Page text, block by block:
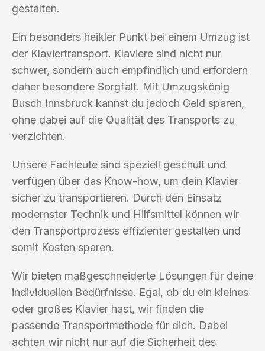
gestalten.
Ein besonders heikler Punkt bei einem Umzug ist
der Klaviertransport. Klaviere sind nicht nur
schwer, sondern auch empfindlich und erfordern
daher besondere Sorgfalt. Mit Umzugskönig
Busch Innsbruck kannst du jedoch Geld sparen,
ohne dabei auf die Qualität des Transports zu
verzichten.
Unsere Fachleute sind speziell geschult und
verfügen über das Know-how, um dein Klavier
sicher zu transportieren. Durch den Einsatz
modernster Technik und Hilfsmittel können wir
den Transportprozess effizienter gestalten und
somit Kosten sparen.
Wir bieten maßgeschneiderte Lösungen für deine
individuellen Bedürfnisse. Egal, ob du ein kleines
oder großes Klavier hast, wir finden die
passende Transportmethode für dich. Dabei
achten wir nicht nur auf die Sicherheit des